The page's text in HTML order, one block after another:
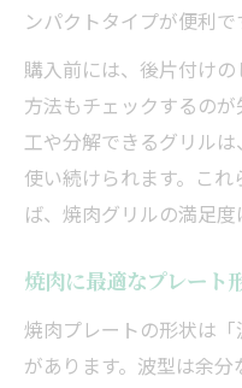
焼肉プレート
術
焼肉グリルで
焼肉グリル活
か
家庭で減煙焼肉を
焼肉グリル減
焼肉プレート
焼肉グリルの
ンパクトタイプが便利で
購入前には、後片付け
方法もチェックするの
工や分解できるグリル
使い続けられます。こ
ば、焼肉グリルの満足度
焼肉に最適なプレート
焼肉プレートの形状は
があります。波型は余